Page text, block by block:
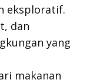
eksploratif.
dan
yang
makanan